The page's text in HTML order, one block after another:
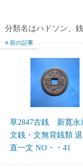
分類名はハドソン、
前の記事
草2847古銭 新寛永
文銭・文無背銭類
直一文 NO・・41